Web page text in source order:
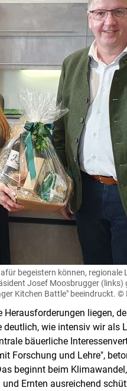
Skip to
begeistern können, regionale
Josef Moosbrugger (links)
Kitchen Battle" beeindruckt. ©
liegen,
wie intensiv wir als
bäuerliche
Forschung und Lehre",
beginnt beim
Ernten ausreichend